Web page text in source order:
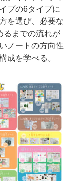
プの6タイプに
を選び、必要な
るまでの流れが
ノートの方向性
成を学べる。